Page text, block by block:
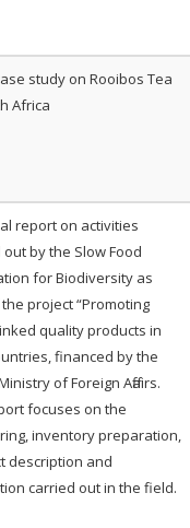
study on Rooibos Tea
Africa
report on activities
by the Slow Food
for Biodiversity as
project “Promoting
quality products in
financed by the
of Foreign Affairs.
focuses on the
inventory preparation,
description and
carried out in the field.